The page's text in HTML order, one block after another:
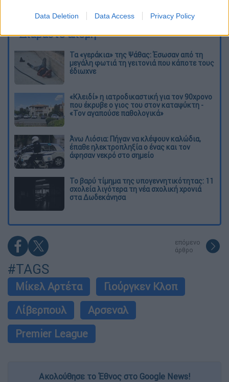
Data Deletion Data Access Privacy Policy
Διαβάστε ακόμη
Τα «γεράκια» της Ψάθας: Έσωσαν από τη
μεγάλη φωτιά τη γειτονιά που κάποτε τους
έδιωχνε
«Κλειδί» η ιατροδικαστική για τον 90χρονο
που έκρυβε ο γιος του στον καταψύκτη -
«Τον αγαπούσε παθολογικά»
Άνω Λιόσια: Πήγαν να κλέψουν καλώδια,
έπαθε ηλεκτροπληξία ο ένας και τον
άφησαν νεκρό στο σημείο
Το βαρύ τίμημα της υπογεννητικότητας: 11
σχολεία λιγότερα τη νέα σχολική χρονιά
στα Δωδεκάνησα
επόμενο
άρθρο
#TAGS
Μίκελ Αρτέτα
Γιούργκεν Κλοπ
Λίβερπουλ
Αρσεναλ
Premier League
Ακολούθησε το Έθνος στο Google News!